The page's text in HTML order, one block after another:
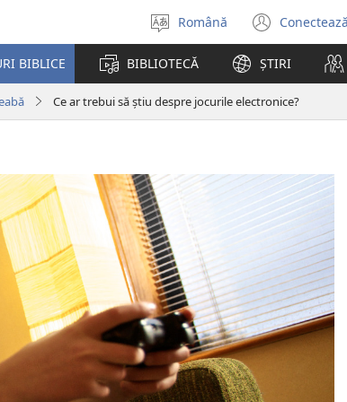
Selectaţi
limba
Română
(se
BIBLICE BIBLIOTECĂ ȘTIRI
Ce ar trebui să știu despre jocurile electronice?